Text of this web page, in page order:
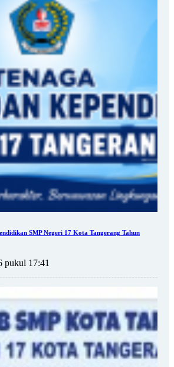
SMP Negeri 17 Kota Tangerang Tahun
pukul 17:41